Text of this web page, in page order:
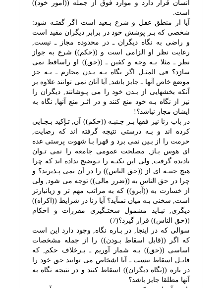
انسان قرار دارد و موارد فوق از جمله ((امور خود))
است.
آیا از منطق عقل و شرع بـعید است اگر گفتـه شود:
شخصى که بـر پوشش خود در برابر دیگران مقید است
و راضى به نگاه دیگران ـ در محدوده مجاز ـ نیست,
رعایت نظر او الزامى است و ((حکم)) شرع به جواز
نظر ـ مثلا بـه وجه و کفین ـ ((حق)) او راساقط نمى
سازد؟ فى المثـل اگر نگاه بـه بـدن محارم ـ بـه جز
موضع خاص آنها ـ جایز باشد, آیا آنان نمى توانند علاوه بر
آنکه بخشهایى از بـدن خود را مى پـوشانند, دیگران را
نیز از نگاه بـه خود منع کنند و در اثـر منع آنها, نگاه به
ایشان مجاز نباشد؟!
در باب زنا نیز فقها بـر جـنبـه ((حکم)) آن, تـإکید بـجـایى
کرده اند و بـه درستى نتیجه گرفته اند که رضایت,
حرمت را از بـین نمى برد و قهرا بـا شهوت پرستى عده
اى هوس بـاز, مصلحت عمومى جامعه را نمى تـوان
نادیده گرفت, ولى این نکتـه را تـوضیح نداده اند که چرا
هیچ جنبـه اى از ((حق الناس)) را در آن نمى پـذیرند؟ و
چرا در حق الناس به ((ضرر مالى)) توجه مى شود, ولى
از خسارت به ((آبرو)) که به مراتب مهم تر و زیانبارتر
است, سخنى بـه میان نمىآید؟ آیا زنا در شرایط ((اکراه))
دیگرى, نبـاید مشمول سختـگیرى مقررات و احکام
((حق الناس)) قرار گیرد؟(7)
سوالى که در اینجا, در بـاره نگاه, وجود دارد این است
که اگر ((قابل اسقاط بـودن)) را از جمله مشخصات
اساسى ((حق)) بـه شمار آوریم ـ بـرخلاف حکم, که
قابـل اسقاط نیست ـ آیا اشخاص مى توانند حق خود را
در باره ((نگاه دیگران)) اسقاط کنند و در نتیجه نگاه به
آنها مطلقا جایز باشد؟